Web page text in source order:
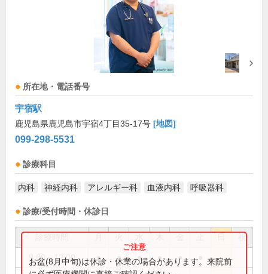
所在地・電話番号
宇宿駅
鹿児島県鹿児島市宇宿4丁目35-17号 [地図]
099-298-5531
診療科目
内科 神経内科 アレルギー科 血液内科 呼吸器科
診療/受付時間・休診日
祝
9:00～12:00 ● ● ● ● ●
お盆(8月中旬)は休診・休業の場合があります。来院前